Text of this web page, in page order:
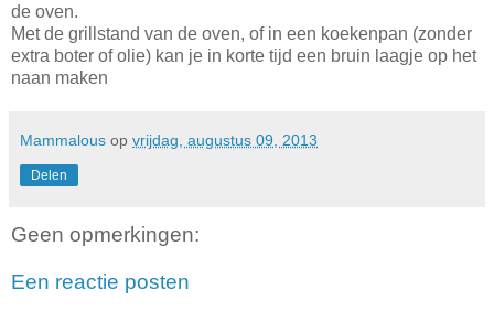
de oven.
Met de grillstand van de oven, of in een koekenpan (zonder
extra boter of olie) kan je in korte tijd een bruin laagje op het
naan maken
Mammalous op vrijdag, augustus 09, 2013
Delen
Geen opmerkingen:
Een reactie posten